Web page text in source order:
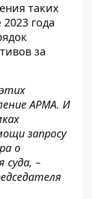
таких
года
за
АРМА. И
запросу
о
суда, –